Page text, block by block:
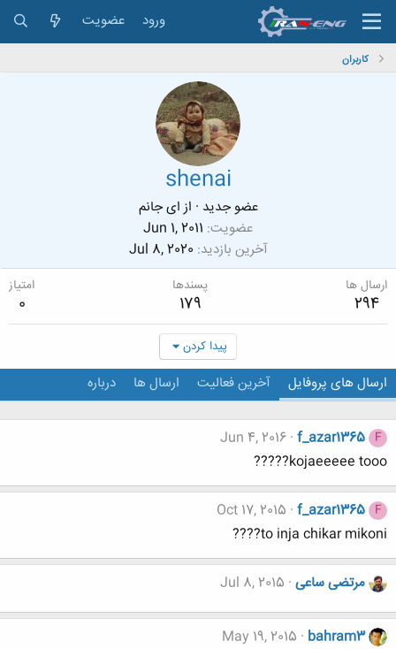
ورود عضویت
کاربران
shenai
عضو جدید · ازای جانم
عضویت Jun 1, 2011
آخرین بازدید Jul 8, 2020
ارسال ها
294
پسندها
179
امتیاز
0
پیدا کردن
ارسال های پروفایل آخرین فعالیت ارسال ها درباره
F
f_azar1365
Jun 4, 2016
kojaeeeee tooo?????
F
f_azar1365
Oct 17, 2015
to inja chikar mikoni????
مرتضی ساعی Jul 8, 2015
bahram3
May 19, 2015